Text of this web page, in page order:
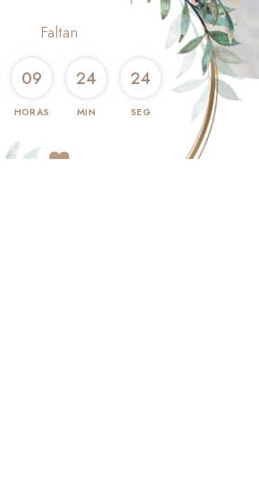
Faltan
09
HORAS
24
MIN
23
SEG